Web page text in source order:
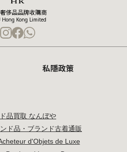
侈品品牌收購商
Hong Kong Limited
私隱政策
品買取 なんぼや
ド品・ブランド古着通販
d'Objets de Luxe